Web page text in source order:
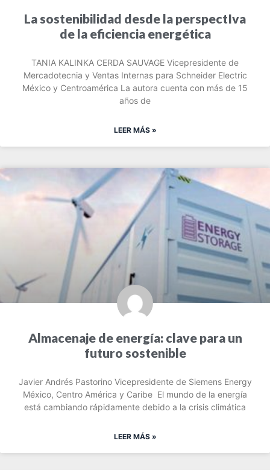
La sostenibilidad desde la perspectIva
de la eficiencia energética
TANIA KALINKA CERDA SAUVAGE Vicepresidente de
Mercadotecnia y Ventas Internas para Schneider Electric
México y Centroamérica La autora cuenta con más de 15
años de
LEER MÁS »
Almacenaje de energía: clave para un
futuro sostenible
Javier Andrés Pastorino Vicepresidente de Siemens Energy
México, Centro América y Caribe El mundo de la energía
está cambiando rápidamente debido a la crisis climática
LEER MÁS »